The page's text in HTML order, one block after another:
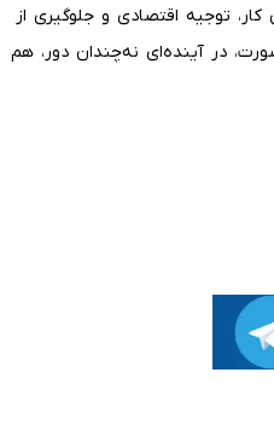
توجیه اقتصادی و جلوگیری از
در آینده‌ای نه‌چندان دور، هم